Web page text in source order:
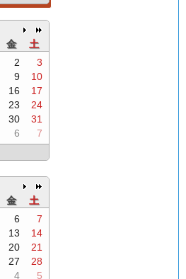
金
土
2
3
9
10
16
17
23
24
30
31
6
7
金
土
6
7
13
14
20
21
27
28
4
5